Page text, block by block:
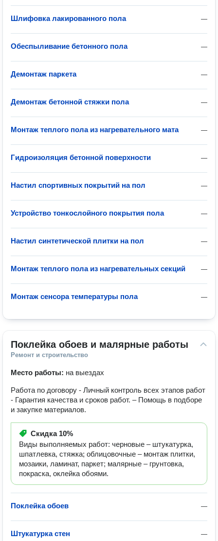
—
Шлифовка лакированного пола
—
Обеспыливание бетонного пола
—
Демонтаж паркета
—
Демонтаж бетонной стяжки пола
—
Монтаж теплого пола из нагревательного мата
—
Гидроизоляция бетонной поверхности
—
Настил спортивных покрытий на пол
—
Устройство тонкослойного покрытия пола
—
Настил синтетической плитки на пол
—
Монтаж теплого пола из нагревательных секций
—
Монтаж сенсора температуры пола
Поклейка обоев и малярные работы
Ремонт и строительство
Место работы: на выездах
Работа по договору - Личный контроль всех этапов работ
- Гарантия качества и сроков работ. – Помощь в подборе
и закупке материалов.
Скидка 10%
Виды выполняемых работ: черновые – штукатурка,
шпатлевка, стяжка; облицовочные – монтаж плитки,
мозаики, ламинат, паркет; малярные – грунтовка,
покраска, оклейка обоями.
—
Поклейка обоев
—
Штукатурка стен